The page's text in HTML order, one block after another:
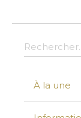
Rechercher
À la une